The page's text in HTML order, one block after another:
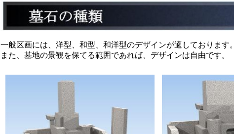
一般区画には、洋型、和型、和洋型のデザインが適しております。
また、墓地の景観を保てる範囲であれば、デザインは自由です。